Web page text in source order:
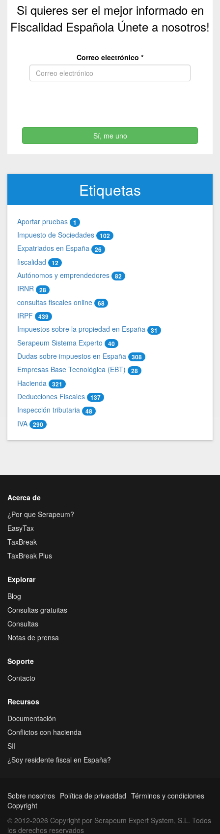
Si quieres ser el mejor informado en
Fiscalidad Española Únete a nosotros!
Correo electrónico *
Sí, me uno
Etiquetas
Aportar pruebas 1
Impuesto de Sociedades 102
Expatriados en España 26
fiscalidad 12
Autónomos y emprendedores 82
IRNR 28
consultas fiscales online 68
IRPF 439
Impuestos sobre la propiedad en España 31
Serapeum Sistema Experto 40
Dudas sobre impuestos en España 308
Empresas Base Tecnológica (EBT) 28
Hacienda 321
Deducciones Fiscales 137
Inspección tributaria 48
IVA 290
Acerca de
¿Por que Serapeum?
EasyTax
TaxBreak
TaxBreak Plus
Explorar
Blog
Consultas gratuitas
Consultas
Notas de prensa
Soporte
Contacto
Recursos
Documentación
Conflictos con hacienda
SII
¿Soy residente fiscal en España?
Sobre nosotros Política de privacidad Términos y condiciones
Copyright
© 2012-2026 Copyright por Serapeum Expert System, S.L. Todos
los derechos reservados